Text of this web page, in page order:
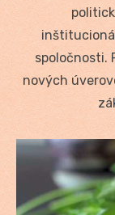
spoločnosti.
nových